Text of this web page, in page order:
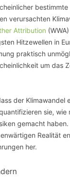
verursachten
Attribution
Hitzewellen in
praktisch
um das
der Klimawandel
sie,
gemacht
Realität
her.